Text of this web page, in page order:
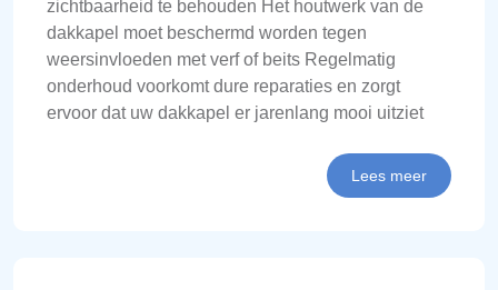
zichtbaarheid te behouden Het houtwerk van de
dakkapel moet beschermd worden tegen
weersinvloeden met verf of beits Regelmatig
onderhoud voorkomt dure reparaties en zorgt
ervoor dat uw dakkapel er jarenlang mooi uitziet
Lees meer